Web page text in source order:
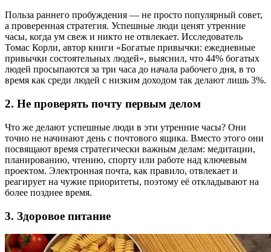
Польза раннего пробуждения — не просто популярный совет,
а проверенная стратегия. Успешные люди ценят утренние
часы, когда ум свеж и никто не отвлекает. Исследователь
Томас Корли, автор книги «Богатые привычки: ежедневные
привычки состоятельных людей», выяснил, что 44% богатых
людей просыпаются за три часа до начала рабочего дня, в то
время как среди людей с низким доходом так делают лишь 3%.
2. Не проверять почту первым делом
Что же делают успешные люди в эти утренние часы? Они
точно не начинают день с почтового ящика. Вместо этого они
посвящают время стратегически важным делам: медитации,
планированию, чтению, спорту или работе над ключевым
проектом. Электронная почта, как правило, отвлекает и
реагирует на чужие приоритеты, поэтому её откладывают на
более позднее время.
3. Здоровое питание